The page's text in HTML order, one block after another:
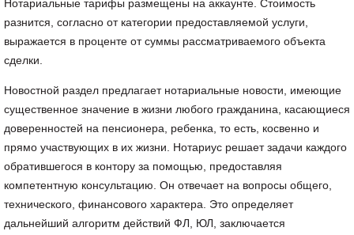
Нотариальные тарифы размещены на аккаунте. Стоимость
разнится, согласно от категории предоставляемой услуги,
выражается в проценте от суммы рассматриваемого объекта
сделки.
Новостной раздел предлагает нотариальные новости, имеющие
существенное значение в жизни любого гражданина, касающиеся
доверенностей на пенсионера, ребенка, то есть, косвенно и
прямо участвующих в их жизни. Нотариус решает задачи каждого
обратившегося в контору за помощью, предоставляя
компетентную консультацию. Он отвечает на вопросы общего,
технического, финансового характера. Это определяет
дальнейший алгоритм действий ФЛ, ЮЛ, заключается